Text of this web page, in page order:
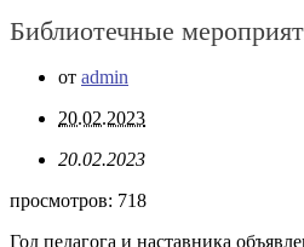
Библиотечные
от admin
20.02.2023
20.02.2023
просмотров: 718
Год педагога и наставника